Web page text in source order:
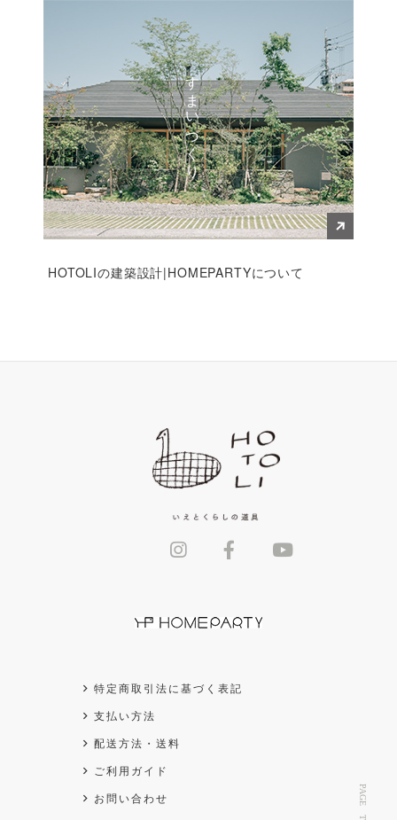
PAGE TOP
すまいづくり
HOTOLIの建築設計|HOMEPARTYについて
特定商取引法に基づく表記
支払い方法
配送方法・送料
ご利用ガイド
お問い合わせ